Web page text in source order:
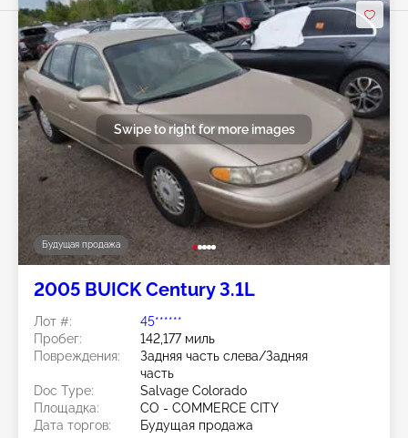
Будущая продажа
Swipe to right for more images
2005 BUICK Century 3.1L
Лот #:
45******
Пробег:
142,177 миль
Повреждения:
Задняя часть слева/Задняя
часть
Doc Type:
Salvage Colorado
Площадка:
CO - COMMERCE CITY
Дата торгов:
Будущая продажа